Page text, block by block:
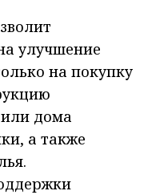
улучшение
на покупку
дома
а также